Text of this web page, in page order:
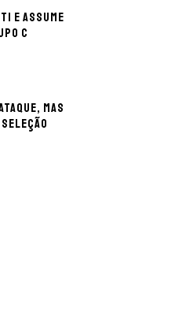
e assume
C
mas